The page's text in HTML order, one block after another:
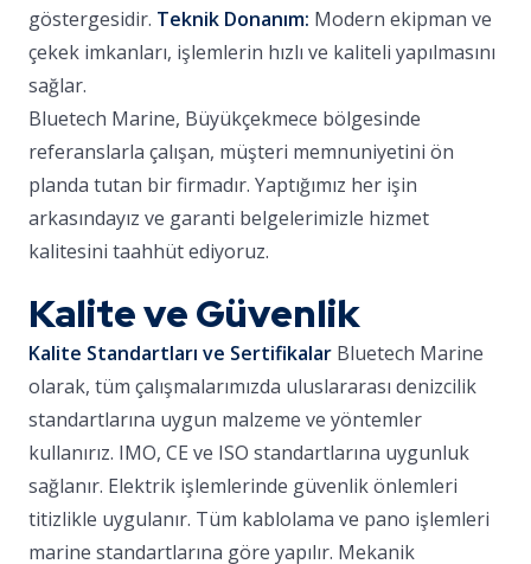
göstergesidir. Teknik Donanım: Modern ekipman ve
çekek imkanları, işlemlerin hızlı ve kaliteli yapılmasını
sağlar.
Bluetech Marine, Büyükçekmece bölgesinde
referanslarla çalışan, müşteri memnuniyetini ön
planda tutan bir firmadır. Yaptığımız her işin
arkasındayız ve garanti belgelerimizle hizmet
kalitesini taahhüt ediyoruz.
Kalite ve Güvenlik
Kalite Standartları ve Sertifikalar Bluetech Marine
olarak, tüm çalışmalarımızda uluslararası denizcilik
standartlarına uygun malzeme ve yöntemler
kullanırız. IMO, CE ve ISO standartlarına uygunluk
sağlanır. Elektrik işlemlerinde güvenlik önlemleri
titizlikle uygulanır. Tüm kablolama ve pano işlemleri
marine standartlarına göre yapılır. Mekanik